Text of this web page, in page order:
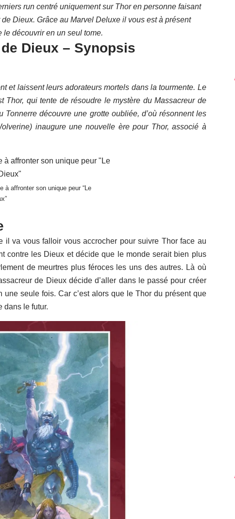
run centré uniquement sur Thor en personne faisant
Dieux. Grâce au Marvel Deluxe il vous est à présent
le découvrir en un seul tome.
Dieux – Synopsis
et laissent leurs adorateurs mortels dans la tourmente. Le
Thor, qui tente de résoudre le mystère du Massacreur de
découvre une grotte oubliée, d’où résonnent les
inaugure une nouvelle ère pour Thor, associé à
à affronter son unique peur “Le
il va vous falloir vous accrocher pour suivre Thor face au
contre les Dieux et décide que le monde serait bien plus
de meurtres plus féroces les uns des autres. Là où
de Dieux décide d’aller dans le passé pour créer
seule fois. Car c’est alors que le Thor du présent que
dans le futur.